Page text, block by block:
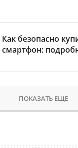
Как безопасно
смартфон:
ПОКАЗАТЬ ЕЩЕ